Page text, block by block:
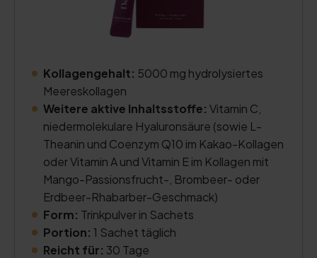
Kollagengehalt: 5000 mg hydrolysiertes
Meereskollagen
Weitere aktive Inhaltsstoffe: Vitamin C,
niedermolekulare Hyaluronsäure (sowie L-
Theanin und Coenzym Q10 im Kakao-Kollagen
oder Vitamin A und Vitamin E im Kollagen mit
Mango-Passionsfrucht-, Brombeer- oder
Erdbeer-Rhabarber-Geschmack)
Form: Trinkpulver in Sachets
Portion: 1 Sachet täglich
Reicht für: 30 Tage